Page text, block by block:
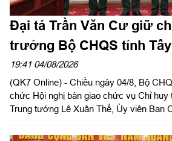
Đại tá Trần Văn Cư giữ
trưởng Bộ CHQS tỉnh
19:41 04/08/2026
(QK7 Online) - Chiều ngày 04/8, Bộ
chức Hội nghị bàn giao chức vụ Chỉ huy
Trung tướng Lê Xuân Thế, Ủy viên Ban
lệnh Quân khu 7 và đồng chí Nguyễn